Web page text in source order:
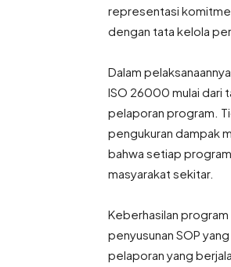
representasi
dengan tata kelola
Dalam
ISO 26000 mulai dari
pelaporan program.
pengukuran dampak
bahwa setiap
masyarakat sekitar.
Keberhasilan
penyusunan SOP
pelaporan yang